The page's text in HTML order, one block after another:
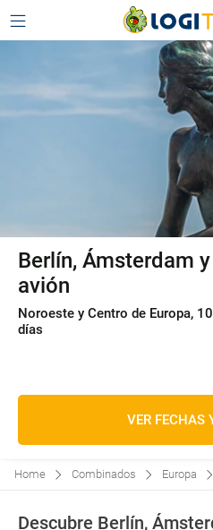
Berlín, Ámsterdam
avión
Noroeste y Centro de Europa, 10
días
VER FECHAS
Home Combinados Europa
Descubre Berlín,